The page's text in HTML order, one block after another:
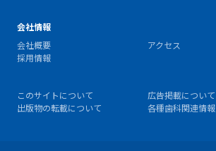
会社情報
会社概要
アクセス
採用情報
このサイトについて
広告掲載について
出版物の転載について
各種歯科関連情報